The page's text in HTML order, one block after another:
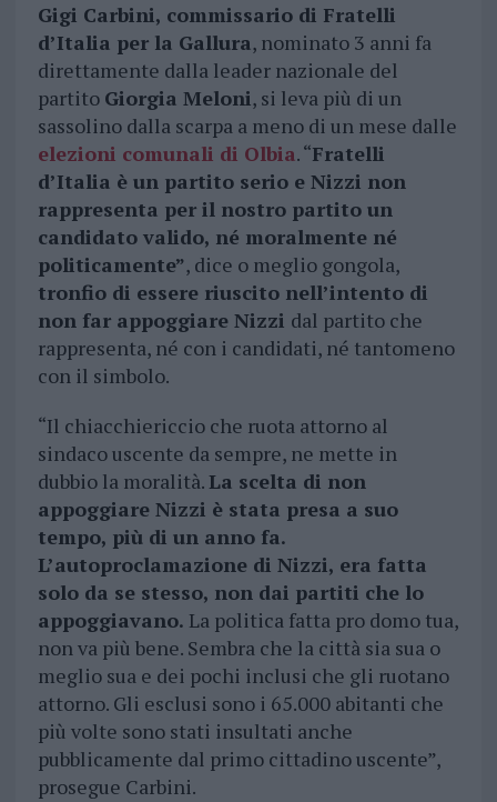
Gigi Carbini, commissario di Fratelli
d’Italia per la Gallura, nominato 3 anni fa
direttamente dalla leader nazionale del
partito Giorgia Meloni, si leva più di un
sassolino dalla scarpa a meno di un mese dalle
elezioni comunali di Olbia. “Fratelli
d’Italia è un partito serio e Nizzi non
rappresenta per il nostro partito un
candidato valido, né moralmente né
politicamente”, dice o meglio gongola,
tronfio di essere riuscito nell’intento di
non far appoggiare Nizzi dal partito che
rappresenta, né con i candidati, né tantomeno
con il simbolo.
“Il chiacchiericcio che ruota attorno al
sindaco uscente da sempre, ne mette in
dubbio la moralità.La scelta di non
appoggiare Nizzi è stata presa a suo
tempo, più di un anno fa.
L’autoproclamazione di Nizzi, era fatta
solo da se stesso, non dai partiti che lo
appoggiavano. La politica fatta pro domo tua,
non va più bene. Sembra che la città sia sua o
meglio sua e dei pochi inclusi che gli ruotano
attorno. Gli esclusi sono i 65.000 abitanti che
più volte sono stati insultati anche
pubblicamente dal primo cittadino uscente”,
prosegue Carbini.